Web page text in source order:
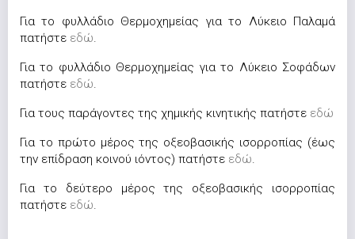
Για το φυλλάδιο Θερμοχημείας για το Λύκειο Παλαμά
πατήστε εδώ.
Για το φυλλάδιο Θερμοχημείας για το Λύκειο Σοφάδων
πατήστε εδώ.
Για τους παράγοντες της χημικής κινητικής πατήστε εδώ
Για το πρώτο μέρος της οξεοβασικής ισορροπίας (έως
την επίδραση κοινού ιόντος) πατήστε εδώ.
Για το δεύτερο μέρος της οξεοβασικής ισορροπίας
πατήστε εδώ.